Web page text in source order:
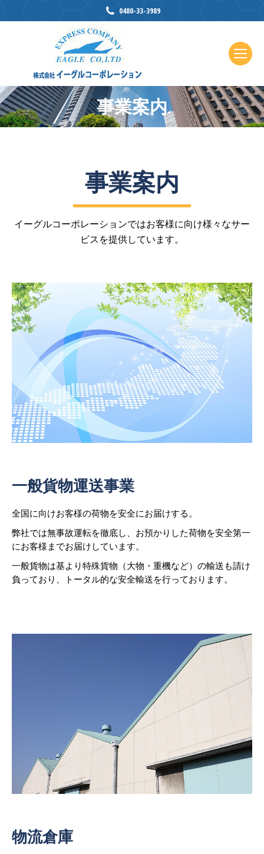
0480-33-3989
事業案内
You are here:
事業案内
イーグルコーポレーションではお客様に向け様々なサー
ビスを提供しています。
一般貨物運送事業
全国に向けお客様の荷物を安全にお届けする。
弊社では無事故運転を徹底し、お預かりした荷物を安全第一
にお客様までお届けしています。
一般貨物は基より特殊貨物（大物・重機など）の輸送も請け
負っており、トータル的な安全輸送を行っております。
物流倉庫